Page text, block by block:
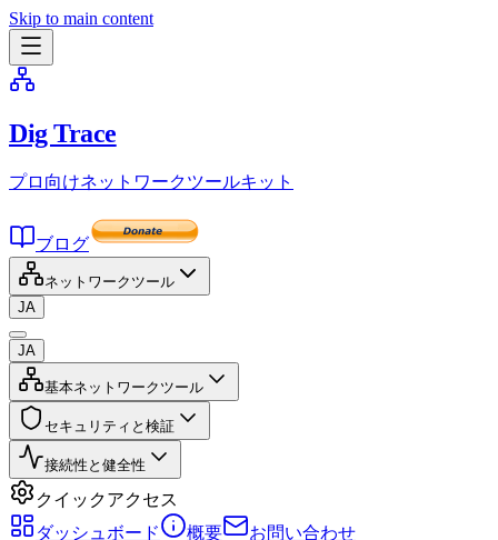
Skip to main content
Dig Trace
プロ向けネットワークツールキット
ブログ
ネットワークツール
JA
JA
基本ネットワークツール
セキュリティと検証
接続性と健全性
クイックアクセス
ダッシュボード
概要
お問い合わせ